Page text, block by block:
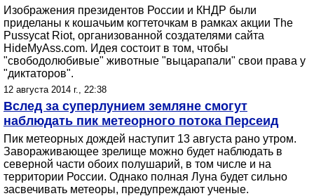
Изображения президентов России и КНДР были
приделаны к кошачьим когтеточкам в рамках акции The
Pussycat Riot, организованной создателями сайта
HideMyAss.com. Идея состоит в том, чтобы
"свободолюбивые" животные "выцарапали" свои права у
"диктаторов".
12 августа 2014 г., 22:38
Вслед за суперлунием земляне смогут
наблюдать пик метеорного потока Персеид
Пик метеорных дождей наступит 13 августа рано утром.
Завораживающее зрелище можно будет наблюдать в
северной части обоих полушарий, в том числе и на
территории России. Однако полная Луна будет сильно
засвечивать метеоры, предупреждают ученые.